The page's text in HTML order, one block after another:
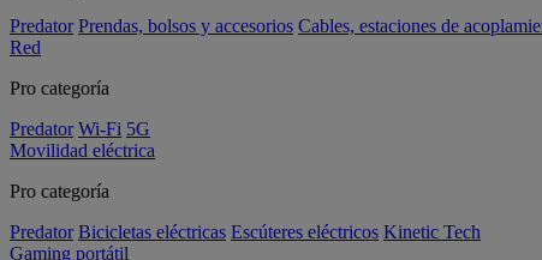
Predator Prendas, bolsos y accesorios Cables, estaciones de
Red
Pro categoría
Predator Wi-Fi 5G
Movilidad eléctrica
Pro categoría
Predator Bicicletas eléctricas Escúteres eléctricos Kinetic Tech
Gaming portátil